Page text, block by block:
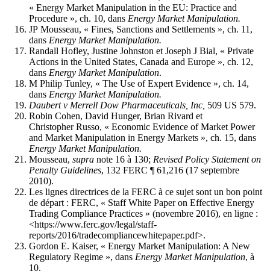
« Energy Market Manipulation in the EU: Practice and
Procedure », ch. 10, dans Energy Market Manipulation.
JP Mousseau, « Fines, Sanctions and Settlements », ch. 11,
dans Energy Market Manipulation.
Randall Hofley, Justine Johnston et Joseph J Bial, « Private
Actions in the United States, Canada and Europe », ch. 12,
dans Energy Market Manipulation.
M Philip Tunley, « The Use of Expert Evidence », ch. 14,
dans Energy Market Manipulation.
Daubert v Merrell Dow Pharmaceuticals, Inc, 509 US 579.
Robin Cohen, David Hunger, Brian Rivard et
Christopher Russo, « Economic Evidence of Market Power
and Market Manipulation in Energy Markets », ch. 15, dans
Energy Market Manipulation.
Mousseau, supra note 16 à 130; Revised Policy Statement on
Penalty Guidelines, 132 FERC ¶ 61,216 (17 septembre
2010).
Les lignes directrices de la FERC à ce sujet sont un bon point
de départ : FERC, « Staff White Paper on Effective Energy
Trading Compliance Practices » (novembre 2016), en ligne :
<https://www.ferc.gov/legal/staff-
reports/2016/tradecompliancewhitepaper.pdf>.
Gordon E. Kaiser, « Energy Market Manipulation: A New
Regulatory Regime », dans Energy Market Manipulation, à
10.